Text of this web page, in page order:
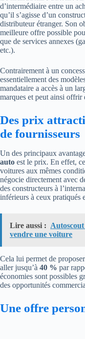
d’intermédiaire entre un
qu’il s’agisse d’un
distributeur étranger. Son
meilleure offre possible
que de services annexes
etc.).
Contrairement à un
essentiellement des
mandataire a accès à un
marques et peut ainsi offrir
Des prix
de fournisseurs
Un des principaux
auto est le prix. En effet,
voitures aux mêmes
négocie directement avec
des constructeurs à
inférieurs à ceux pratiqués
Lire aussi :
vendre une voiture
Cela lui permet de
aller jusqu’à 40 % par
économies sont possibles
des opportunités
Une offre